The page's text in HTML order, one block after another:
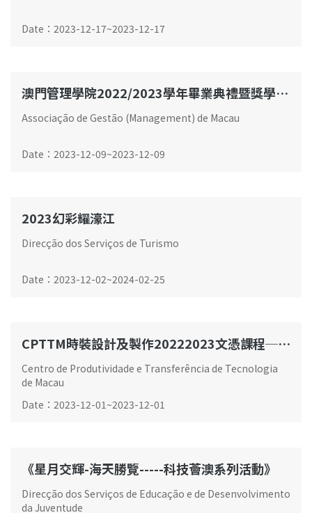
Date ： 2023-12-17~2023-12-17
澳門管理學院2022/2023學年畢業典禮暨獎學金頒發儀式
Associação de Gestão (Management) de Macau
Date ： 2023-12-09~2023-12-09
2023幻彩耀濠江
Direcção dos Serviços de Turismo
Date ： 2023-12-02~2024-02-25
CPTTM時裝設計及製作20222023文憑課程─畢業表演
Centro de Produtividade e Transferência de Tecnologia
de Macau
Date ： 2023-12-01~2023-12-01
《星月交輝-海天勝覽-----科技薈澳系列活動》
Direcção dos Serviços de Educação e de Desenvolvimento
da Juventude